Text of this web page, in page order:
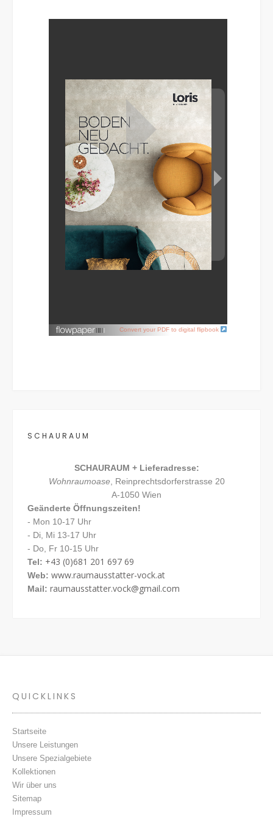
Convert your PDF to digital flipbook
SCHAURAUM
SCHAURAUM + Lieferadresse:
Wohnraumoase, Reinprechtsdorferstrasse 20
A-1050 Wien
Geänderte Öffnungszeiten!
- Mon 10-17 Uhr
- Di, Mi 13-17 Uhr
- Do, Fr 10-15 Uhr
Tel: +43 (0)681 201 697 69
Web: www.raumausstatter-vock.at
Mail: raumausstatter.vock@gmail.com
QUICKLINKS
Startseite
Unsere Leistungen
Unsere Spezialgebiete
Kollektionen
Wir über uns
Sitemap
Impressum